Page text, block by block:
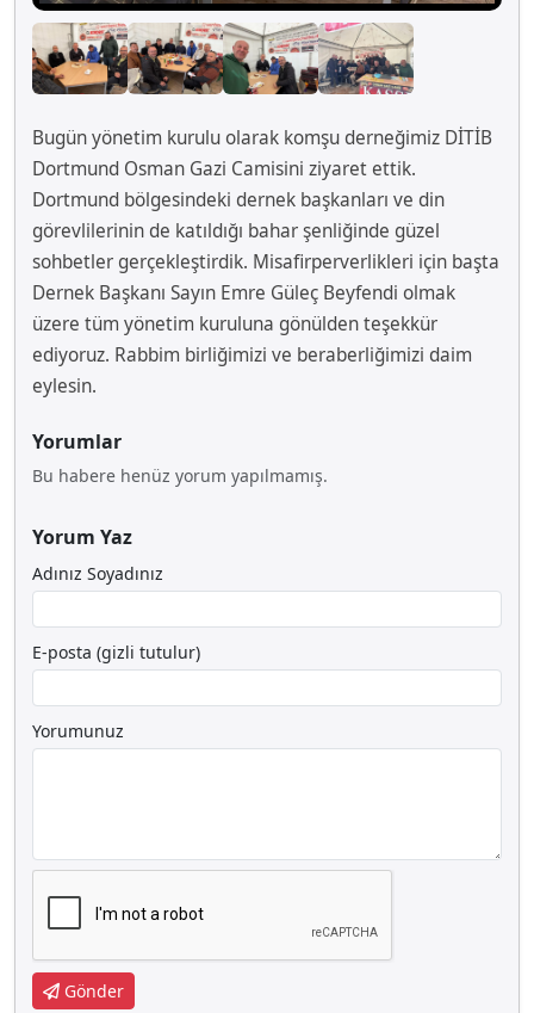
Bugün yönetim kurulu olarak komşu derneğimiz DİTİB
Dortmund Osman Gazi Camisini ziyaret ettik.
Dortmund bölgesindeki dernek başkanları ve din
görevlilerinin de katıldığı bahar şenliğinde güzel
sohbetler gerçekleştirdik. Misafirperverlikleri için başta
Dernek Başkanı Sayın Emre Güleç Beyfendi olmak
üzere tüm yönetim kuruluna gönülden teşekkür
ediyoruz. Rabbim birliğimizi ve beraberliğimizi daim
eylesin.
Yorumlar
Bu habere henüz yorum yapılmamış.
Yorum Yaz
Adınız Soyadınız
E-posta (gizli tutulur)
Yorumunuz
Gönder